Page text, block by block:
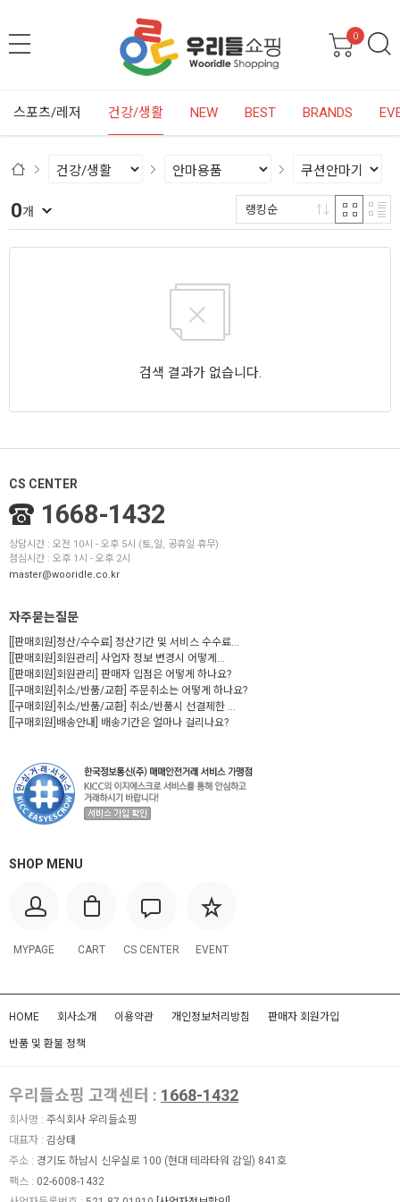
0
스포츠/레저 건강/생활 NEW BEST BRANDS
0개 랭킹순
검색 결과가 없습니다.
CS CENTER
1668-1432
상담시간 : 오전 10시 - 오후 5시 (토,일, 공휴일 휴무)
점심시간 : 오후 1시 - 오후 2시
master@wooridle.co.kr
자주묻는질문
[[판매회원]정산/수수료] 정산기간 및 서비스 수수료...
[[판매회원]회원관리] 사업자 정보 변경시 어떻게...
[[판매회원]회원관리] 판매자 입점은 어떻게 하나요?
[[구매회원]취소/반품/교환] 주문취소는 어떻게 하나요?
[[구매회원]취소/반품/교환] 취소/반품시 선결제한 ...
[[구매회원]배송안내] 배송기간은 얼마나 걸리나요?
SHOP MENU
MYPAGE CART CS CENTER EVENT
HOME 회사소개 이용약관 개인정보처리방침 판매자 회원가입
반품 및 환불 정책
우리들쇼핑 고객센터 : 1668-1432
회사명 : 주식회사 우리들쇼핑
대표자 : 김상태
주소 : 경기도 하남시 신우실로 100 (현대 테라타워 감일) 841호
팩스 : 02-6008-1432